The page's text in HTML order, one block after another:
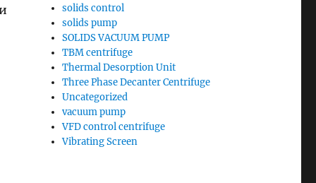
solids control
solids pump
SOLIDS VACUUM PUMP
TBM centrifuge
Thermal Desorption Unit
Three Phase Decanter Centrifuge
Uncategorized
vacuum pump
VFD control centrifuge
Vibrating Screen